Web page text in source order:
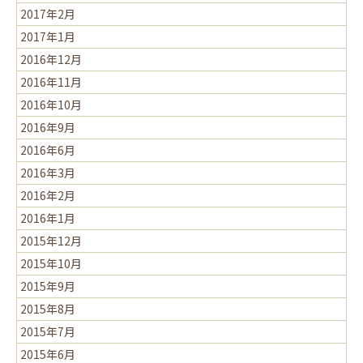
2017年2月
2017年1月
2016年12月
2016年11月
2016年10月
2016年9月
2016年6月
2016年3月
2016年2月
2016年1月
2015年12月
2015年10月
2015年9月
2015年8月
2015年7月
2015年6月